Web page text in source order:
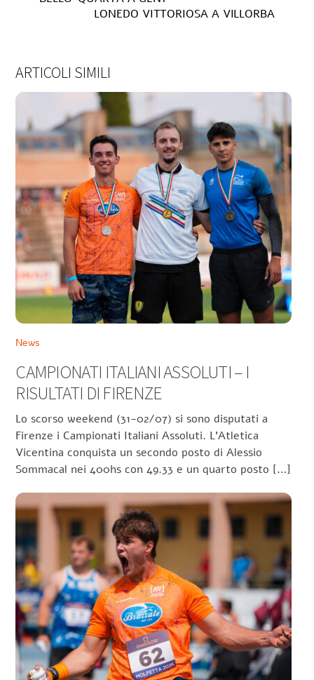
LONEDO VITTORIOSA A VILLORBA
ARTICOLI SIMILI
News
CAMPIONATI ITALIANI ASSOLUTI – I
RISULTATI DI FIRENZE
Lo scorso weekend (31-02/07) si sono disputati a
Firenze i Campionati Italiani Assoluti. L’Atletica
Vicentina conquista un secondo posto di Alessio
Sommacal nei 400hs con 49.33 e un quarto posto […]